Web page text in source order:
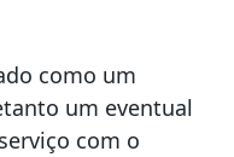
como um
um eventual
com o